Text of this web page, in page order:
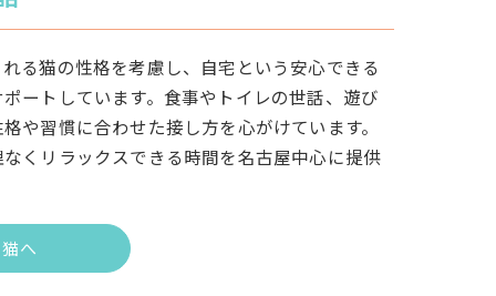
る猫の性格を考慮し、自宅という安心できる
ートしています。食事やトイレの世話、遊び
や習慣に合わせた接し方を心がけています。
くリラックスできる時間を名古屋中心に提供
猫へ